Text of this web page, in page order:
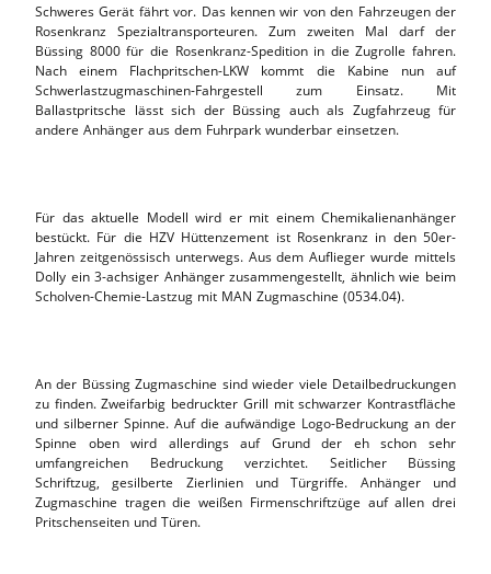
Schweres Gerät fährt vor. Das kennen wir von den Fahrzeugen der
Rosenkranz Spezialtransporteuren. Zum zweiten Mal darf der
Büssing 8000 für die Rosenkranz-Spedition in die Zugrolle fahren.
Nach einem Flachpritschen-LKW kommt die Kabine nun auf
Schwerlastzugmaschinen-Fahrgestell zum Einsatz. Mit
Ballastpritsche lässt sich der Büssing auch als Zugfahrzeug für
andere Anhänger aus dem Fuhrpark wunderbar einsetzen.
Für das aktuelle Modell wird er mit einem Chemikalienanhänger
bestückt. Für die HZV Hüttenzement ist Rosenkranz in den 50er-
Jahren zeitgenössisch unterwegs. Aus dem Auflieger wurde mittels
Dolly ein 3-achsiger Anhänger zusammengestellt, ähnlich wie beim
Scholven-Chemie-Lastzug mit MAN Zugmaschine (0534.04).
An der Büssing Zugmaschine sind wieder viele Detailbedruckungen
zu finden. Zweifarbig bedruckter Grill mit schwarzer Kontrastfläche
und silberner Spinne. Auf die aufwändige Logo-Bedruckung an der
Spinne oben wird allerdings auf Grund der eh schon sehr
umfangreichen Bedruckung verzichtet. Seitlicher Büssing
Schriftzug, gesilberte Zierlinien und Türgriffe. Anhänger und
Zugmaschine tragen die weißen Firmenschriftzüge auf allen drei
Pritschenseiten und Türen.